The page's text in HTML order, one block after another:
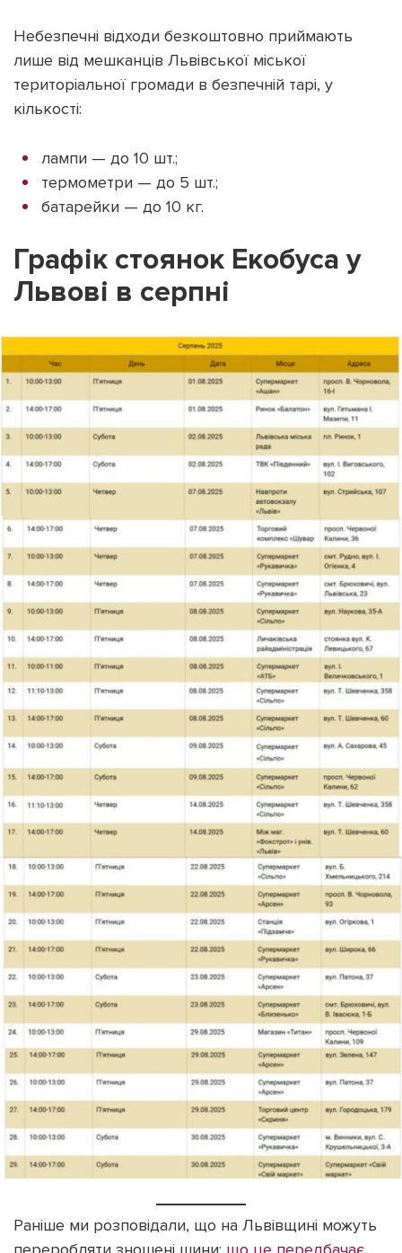
Небезпечні відходи безкоштовно приймають
лише від мешканців Львівської міської
територіальної громади в безпечній тарі, у
кількості:
лампи — до 10 шт.;
термометри — до 5 шт.;
батарейки — до 10 кг.
Графік стоянок Екобуса у
Львові в серпні
Раніше ми розповідали, що на Львівщині можуть